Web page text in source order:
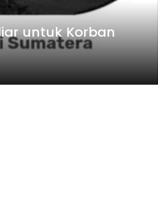
untuk Korban